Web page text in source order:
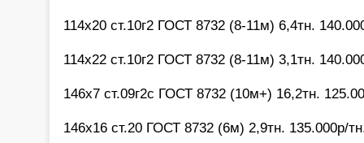
114х20 ст.10г2 ГОСТ 8732 (8-11м) 6,4тн.
114х22 ст.10г2 ГОСТ 8732 (8-11м) 3,1тн.
146х7 ст.09г2с ГОСТ 8732 (10м+) 16,2тн.
146х16 ст.20 ГОСТ 8732 (6м) 2,9тн. 135.000р/